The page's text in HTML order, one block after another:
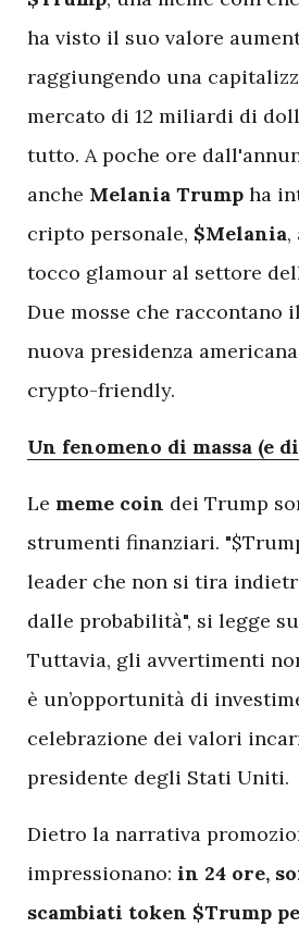
ha visto il suo valore
raggiungendo una
mercato di 12 miliardi di
tutto. A poche ore
anche Melania Trump ha
cripto personale, $Melania,
tocco glamour al settore
Due mosse che raccontano
nuova presidenza
crypto-friendly.
Un fenomeno di massa (e
Le meme coin dei Trump
strumenti finanziari.
leader che non si tira
dalle probabilità", si legge
Tuttavia, gli avvertimenti
è un’opportunità di
celebrazione dei valori
presidente degli Stati Uniti.
Dietro la narrativa
impressionano: in 24 ore,
scambiati token $Trump